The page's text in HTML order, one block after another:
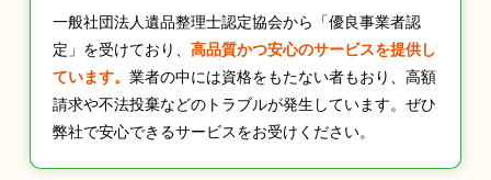
一般社団法人遺品整理士認定協会から「優良事業者認
定」を受けており、 高品質かつ安心のサービスを提供し
ています。 業者の中には資格をもたない者もおり、高額
請求や不法投棄などのトラブルが発生しています。ぜひ
弊社で安心できるサービスをお受けください。